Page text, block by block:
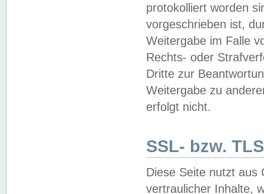
protokolliert worden
vorgeschrieben ist,
Weitergabe im Falle
Rechts- oder
Dritte zur
Weitergabe zu
erfolgt nicht.
SSL- bzw.
Diese Seite nutzt aus
vertraulicher Inhalte,